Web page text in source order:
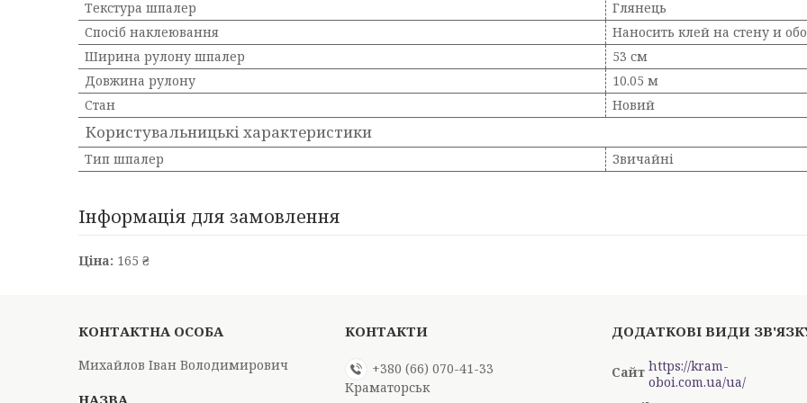
Текстура шпалер
Глянець
Спосіб наклеювання
Наносить клей на стену и
Ширина рулону шпалер
53 см
Довжина рулону
10.05 м
Стан
Новий
Користувальницькі характеристики
Тип шпалер Звичайні
Інформація для замовлення
Ціна: 165 ₴
Михайлов Іван Володимирович
+380 (66) 070-41-33
Краматорськ
https://kram-
oboi.com.ua/ua/